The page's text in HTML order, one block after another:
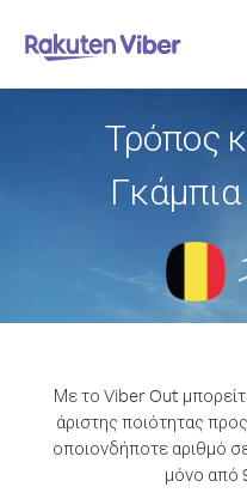
Τρόπος
Με το Viber Out
άριστης ποιότητας
οποιονδήποτε αριθμό
μόνο από